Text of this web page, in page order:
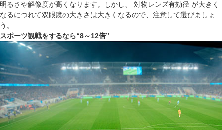
明るさや解像度が高くなります。しかし、 対物レンズ有効径 が大きく
なるにつれて双眼鏡の大きさは大きくなるので、注意して選びましょ
う。
スポーツ観戦をするなら“8～12倍”